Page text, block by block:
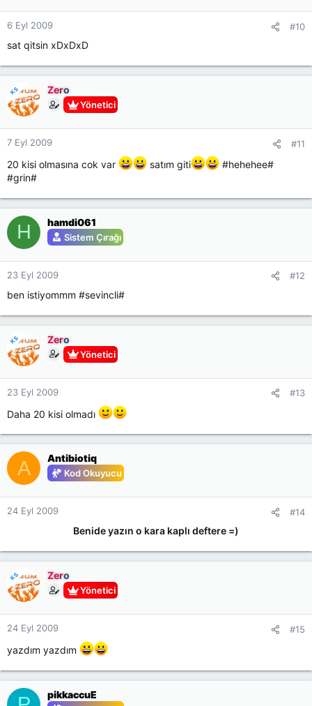
6 Eyl 2009 #10
sat qitsin xDxDxD
KS Zero
Yönetici
7 Eyl 2009 #11
20 kisi olmasına cok var satım giti
#hehehee#
#grin#
H hamdi061
Sistem Çırağı
23 Eyl 2009 #12
ben istiyommm #sevincli#
KS Zero
Yönetici
23 Eyl 2009 #13
Daha 20 kisi olmadı
A Antibiotiq
Kod Okuyucu
24 Eyl 2009 #14
Benide yazın o kara kaplı deftere =)
KS Zero
Yönetici
24 Eyl 2009 #15
yazdım yazdım
pikkaccuE